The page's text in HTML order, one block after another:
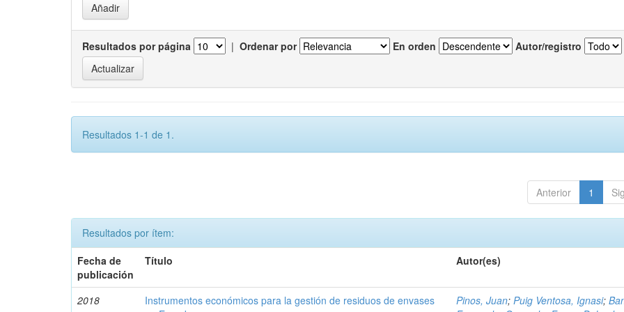
Resultados por página | Ordenar por En orden Autor/registro
Resultados 1-1 de 1.
Anterior 1
Resultados por ítem:
Fecha de
publicación
Título Autor(es)
2018
Instrumentos económicos para la gestión de residuos de envases
Pinos, Juan;Puig Ventosa, Ignasi;